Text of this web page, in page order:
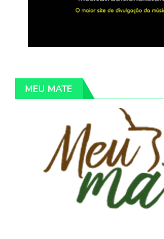
MEU MATE